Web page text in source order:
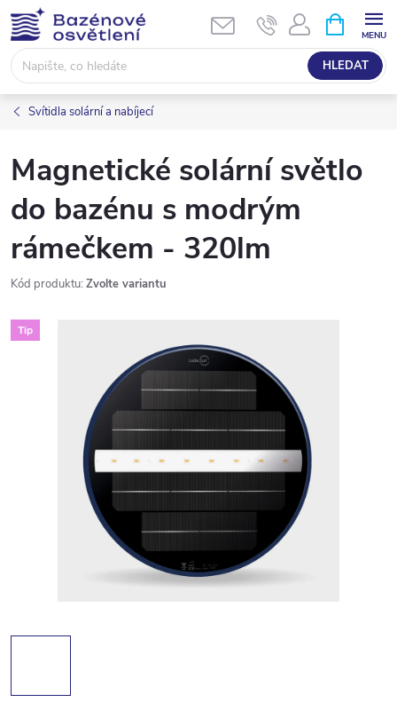
Přejít
na
obsah
HLEDAT
NÁKUPNÍ
KOŠÍK
Svítidla solární a nabíjecí
Magnetické solární světlo
do bazénu s modrým
rámečkem - 320lm
Kód produktu: Zvolte variantu
Tip